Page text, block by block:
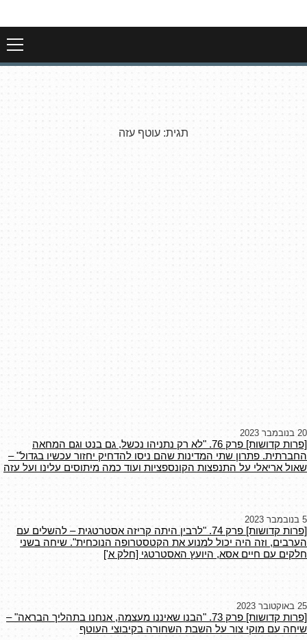
תגית: עוטף עזה
20 בנובמבר 2023
[פרות קדושות] פרק 76. "לא רק נתניהו נכשל, גם בנט וגם המחאה
החברתית. פתרון שתי המדינות שהם ניסו להדחיק יחזור עכשיו בגדול" –
שאול אריאלי על התנפצות הקונספציות ועוד כמה מיתוסים עלינו ועל עזה
5 בנובמבר 2023
[פרות קדושות] פרק 74. "לרבין היתה קריזה אסטרטגית – להשלים עם
הערבים, וזה היה יכול למנוע את הקטסטרופה הנוכחית". שיחה בשני
חלקים עם חיים אסא, היועץ האסטרטגי [חלק א']
25 באוקטובר 2023
[פרות קדושות] פרק 73. "הבנו שאיננו מעצמה, אנחנו בתהליך הבראה" –
שיחה עם מוקי צור על השבת השחורה בקיבוצי העוטף